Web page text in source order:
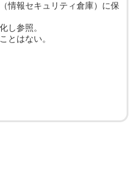
情報セキュリティ倉庫）に保
し参照。
とはない。